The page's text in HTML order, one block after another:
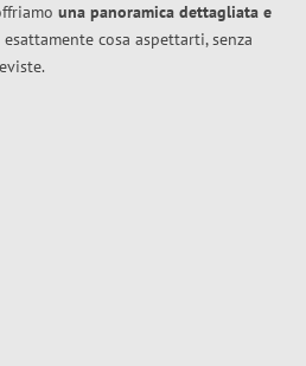
una panoramica dettagliata e
cosa aspettarti, senza